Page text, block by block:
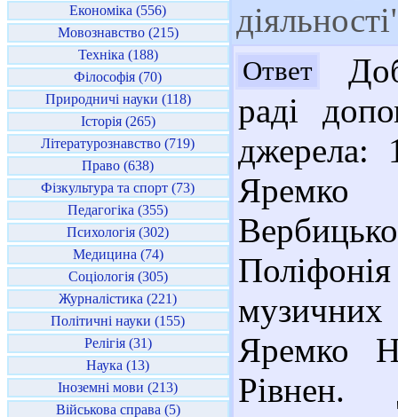
Економіка (556)
Мовознавство (215)
Техніка (188)
Філософія (70)
Природничі науки (118)
Історія (265)
Літературознавство (719)
Право (638)
Фізкультура та спорт (73)
Педагогіка (355)
Психологія (302)
Медицина (74)
Соціологія (305)
Журналістика (221)
Політичні науки (155)
Релігія (31)
Наука (13)
Іноземні мови (213)
Військова справа (5)
Ответ
раді
Яремко
Яремко
Рівнен.